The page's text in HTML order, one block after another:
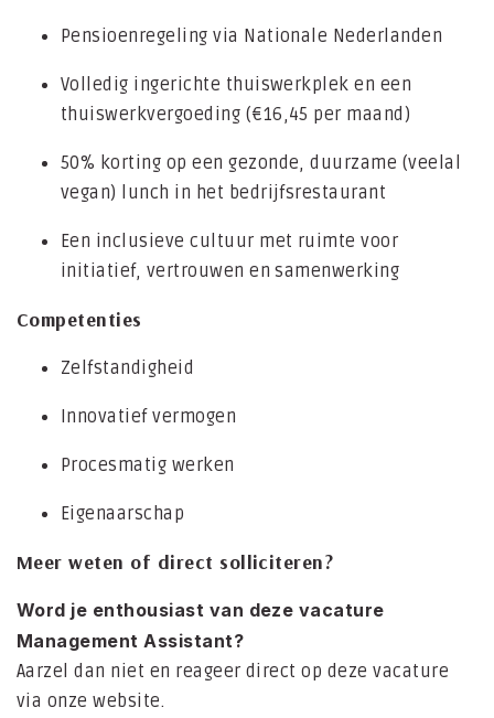
Pensioenregeling via Nationale Nederlanden
Volledig ingerichte thuiswerkplek en een
thuiswerkvergoeding (€16,45 per maand)
50% korting op een gezonde, duurzame (veelal
vegan) lunch in het bedrijfsrestaurant
Een inclusieve cultuur met ruimte voor
initiatief, vertrouwen en samenwerking
Competenties
Zelfstandigheid
Innovatief vermogen
Procesmatig werken
Eigenaarschap
Meer weten of direct solliciteren?
Word je enthousiast van deze vacature
Management Assistant?
Aarzel dan niet en reageer direct op deze vacature
via onze website.